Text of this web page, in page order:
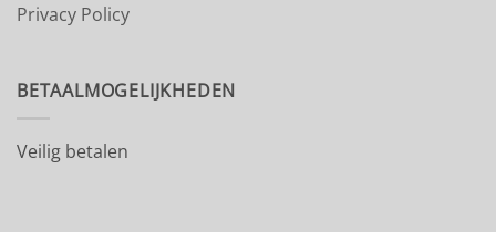
Privacy Policy
BETAALMOGELIJKHEDEN
Veilig betalen